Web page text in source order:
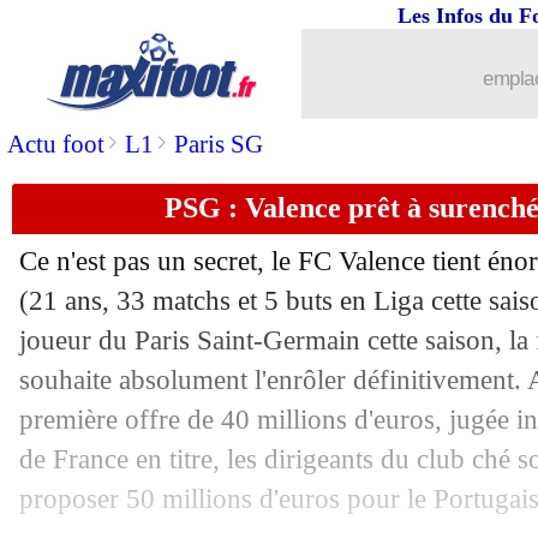
Actu foot> L1 > Paris SG
Les Infos du
PSG : Valence prêt à
Ce n'est pas un secret, le FC Valence tient
(21 ans, 33 matchs et 5 buts en Liga cette
joueur du Paris Saint-Germain cette saison,
souhaite absolument l'enrôler définitivement.
première offre de 40 millions d'euros, jugée
de France en titre, les dirigeants du club ché
proposer 50 millions d'euros pour le
PHOTO : le cadeau de Marcelo à
10/06 EdF: Benzema, l'avis de Macron
10/06 PSG: de l'espoir pour Kanté ?
10/06 EdF : Anelka évoque la sortie de
10/06 CdM : Macron livre son ressenti sur
10/06 Man City: Guardiola répond à Yaya
10/06 EdF: Deschamps rassurant pour